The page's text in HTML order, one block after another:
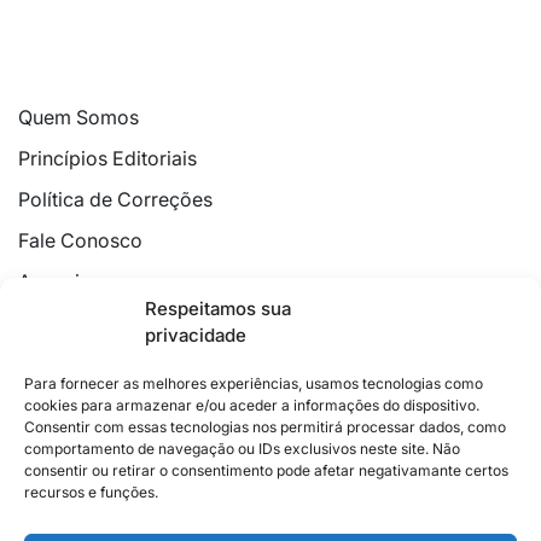
Respeitamos sua
privacidade
Para fornecer as melhores experiências, usamos tecnologias como
cookies para armazenar e/ou aceder a informações do dispositivo.
Consentir com essas tecnologias nos permitirá processar dados, como
comportamento de navegação ou IDs exclusivos neste site. Não
consentir ou retirar o consentimento pode afetar negativamante certos
recursos e funções.
Quem Somos
Princípios Editoriais
Política de Correções
Fale Conosco
Anuncie
Política de Cookies
2026 © Feito com no Espírito Santo.